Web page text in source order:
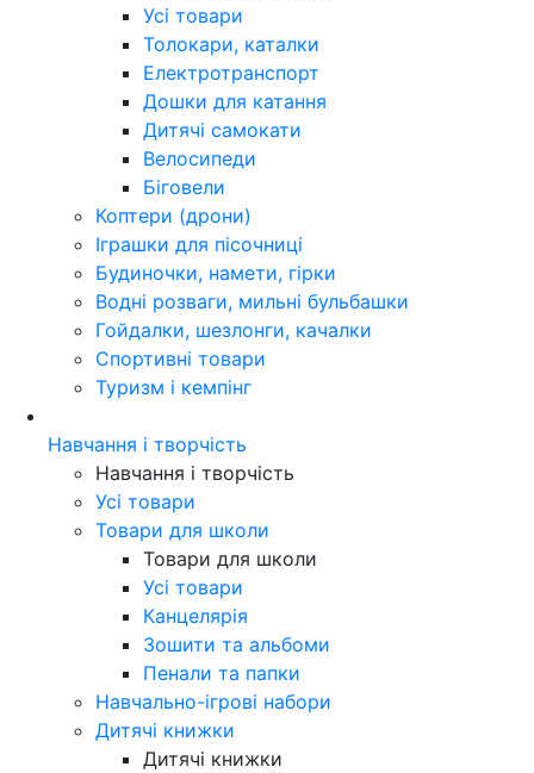
Усі товари
Толокари, каталки
Електротранспорт
Дошки для катання
Дитячі самокати
Велосипеди
Біговели
Коптери (дрони)
Іграшки для пісочниці
Будиночки, намети, гірки
Водні розваги, мильні бульбашки
Гойдалки, шезлонги, качалки
Спортивні товари
Туризм і кемпінг
Навчання і творчість
Навчання і творчість
Усі товари
Товари для школи
Товари для школи
Усі товари
Канцелярія
Зошити та альбоми
Пенали та папки
Навчально-ігрові набори
Дитячі книжки
Дитячі книжки